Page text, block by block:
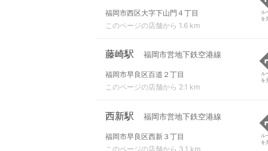
福岡市西区大字下山門４丁目
このページの店舗から 1.6 km
ル
を
藤崎駅 福岡市営地下鉄空港線
福岡市早良区百道２丁目
このページの店舗から 2.1 km
ル
を
西新駅 福岡市営地下鉄空港線
福岡市早良区西新３丁目
このページの店舗から 3.1 km
ル
を